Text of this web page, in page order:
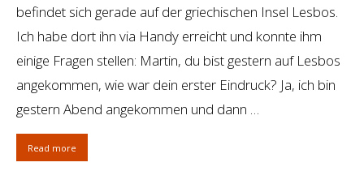
befindet sich gerade auf der griechischen Insel Lesbos.
Ich habe dort ihn via Handy erreicht und konnte ihm
einige Fragen stellen: Martin, du bist gestern auf Lesbos
angekommen, wie war dein erster Eindruck? Ja, ich bin
gestern Abend angekommen und dann …
Read more